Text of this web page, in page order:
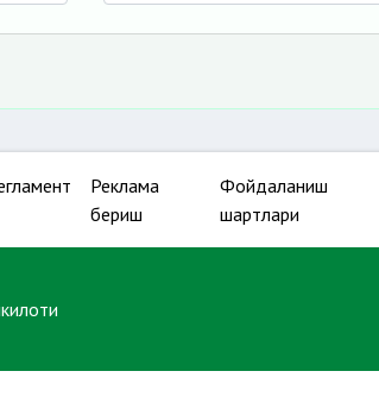
Реклама
бериш
Фойдаланиш
шартлари